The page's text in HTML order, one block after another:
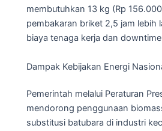
membutuhkan 13 kg (Rp
pembakaran briket 2,5 jam lebih
biaya tenaga kerja dan
Dampak Kebijakan Energi
Pemerintah melalui Peraturan
mendorong penggunaan
substitusi batubara di industri